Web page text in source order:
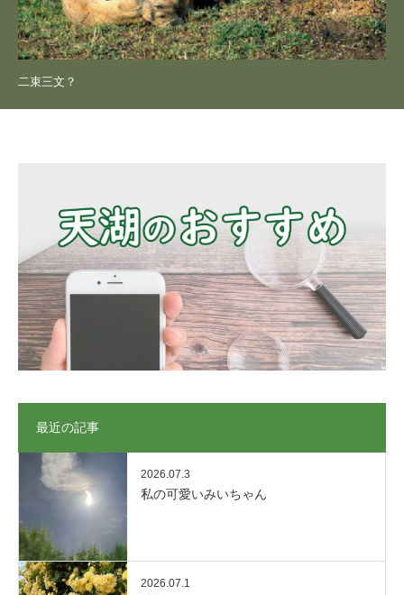
二束三文？
最近の記事
2026.07.3
私の可愛いみいちゃん
2026.07.1